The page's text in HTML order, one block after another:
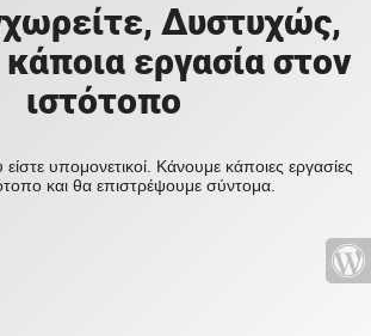
Δυστυχώς,
εργασία στον
ιστότοπο
υπομονετικοί. Κάνουμε κάποιες εργασίες
και θα επιστρέψουμε σύντομα.